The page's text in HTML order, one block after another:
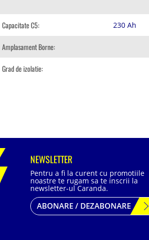
Capacitate C5: 230 Ah
Amplasament Borne:
Grad de izolatie:
NEWSLETTER
Pentru a fi la curent cu promotiile
noastre te rugam sa te inscrii la
newsletter-ul Caranda.
ABONARE / DEZABONARE